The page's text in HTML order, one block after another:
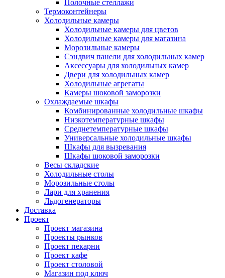
Полочные стеллажи
Термоконтейнеры
Холодильные камеры
Холодильные камеры для цветов
Холодильные камеры для магазина
Морозильные камеры
Сэндвич панели для холодильных камер
Аксессуары для холодильных камер
Двери для холодильных камер
Холодильные агрегаты
Камеры шоковой заморозки
Охлаждаемые шкафы
Комбинированные холодильные шкафы
Низкотемпературные шкафы
Среднетемпературные шкафы
Универсальные холодильные шкафы
Шкафы для вызревания
Шкафы шоковой заморозки
Весы складские
Холодильные столы
Морозильные столы
Лари для хранения
Льдогенераторы
Доставка
Проект
Проект магазина
Проекты рынков
Проект пекарни
Проект кафе
Проект столовой
Магазин под ключ